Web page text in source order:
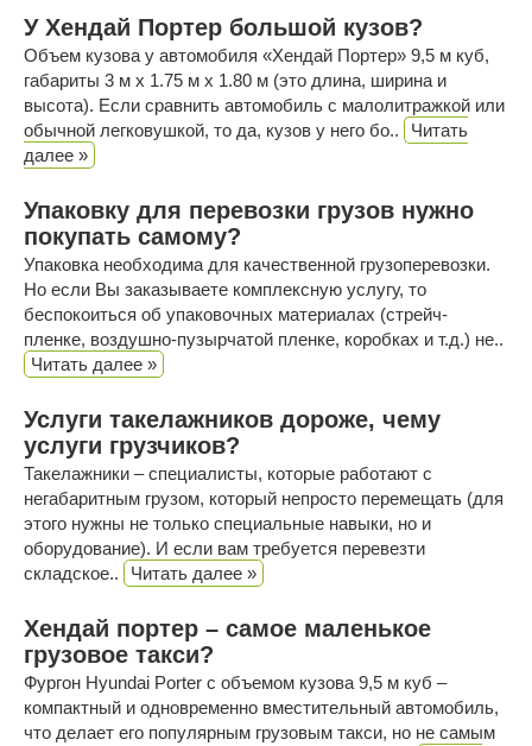
У Хендай Портер большой кузов?
Объем кузова у автомобиля «Хендай Портер» 9,5 м куб,
габариты 3 м х 1.75 м х 1.80 м (это длина, ширина и
высота). Если сравнить автомобиль с малолитражкой или
обычной легковушкой, то да, кузов у него бо..
Читать
далее »
Упаковку для перевозки грузов нужно
покупать самому?
Упаковка необходима для качественной грузоперевозки.
Но если Вы заказываете комплексную услугу, то
беспокоиться об упаковочных материалах (стрейч-
пленке, воздушно-пузырчатой пленке, коробках и т.д.) не..
Читать далее »
Услуги такелажников дороже, чему
услуги грузчиков?
Такелажники – специалисты, которые работают с
негабаритным грузом, который непросто перемещать (для
этого нужны не только специальные навыки, но и
оборудование). И если вам требуется перевезти
складское..
Читать далее »
Хендай портер – самое маленькое
грузовое такси?
Фургон Hyundai Porter с объемом кузова 9,5 м куб –
компактный и одновременно вместительный автомобиль,
что делает его популярным грузовым такси, но не самым